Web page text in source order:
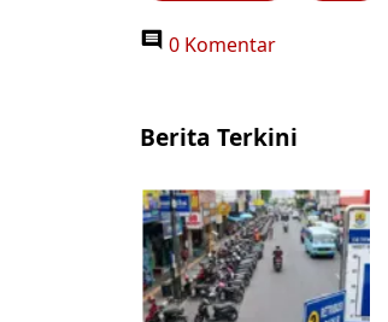
0 Komentar
Berita Terkini